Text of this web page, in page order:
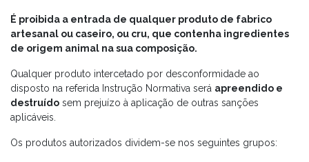
É proibida a entrada de qualquer produto de fabrico
artesanal ou caseiro, ou cru, que contenha ingredientes
de origem animal na sua composição.
Qualquer produto intercetado por desconformidade ao
disposto na referida Instrução Normativa será apreendido e
destruído sem prejuízo à aplicação de outras sanções
aplicáveis.
Os produtos autorizados dividem-se nos seguintes grupos: